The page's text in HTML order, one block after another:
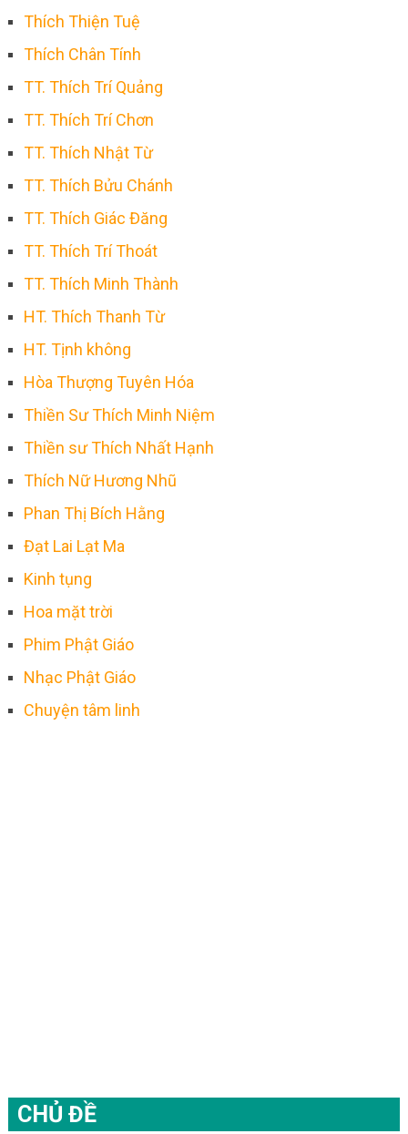
Thích Thiện Tuệ
Thích Chân Tính
TT. Thích Trí Quảng
TT. Thích Trí Chơn
TT. Thích Nhật Từ
TT. Thích Bửu Chánh
TT. Thích Giác Đăng
TT. Thích Trí Thoát
TT. Thích Minh Thành
HT. Thích Thanh Từ
HT. Tịnh không
Hòa Thượng Tuyên Hóa
Thiền Sư Thích Minh Niệm
Thiền sư Thích Nhất Hạnh
Thích Nữ Hương Nhũ
Phan Thị Bích Hằng
Đạt Lai Lạt Ma
Kinh tụng
Hoa mặt trời
Phim Phật Giáo
Nhạc Phật Giáo
Chuyện tâm linh
CHỦ ĐỀ